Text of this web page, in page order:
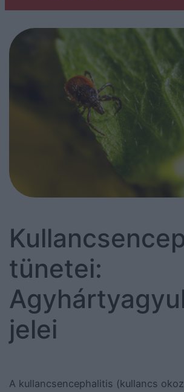
tünetei:
jelei
A kullancsencephalitis (kullancs